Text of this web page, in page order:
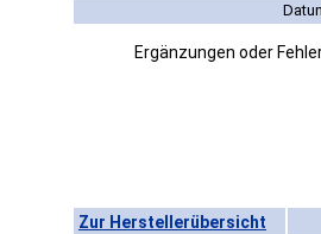
Ergänzungen oder
Zur Herstellerübersicht